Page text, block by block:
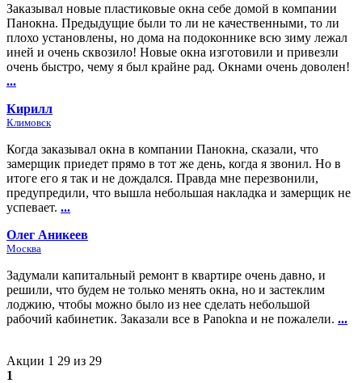
Заказывал новые пластиковые окна себе домой в компании
Панокна. Предыдущие были то ли не качественными, то ли
плохо установлены, но дома на подоконнике всю зиму лежал
иней и очень сквозило! Новые окна изготовили и привезли
очень быстро, чему я был крайне рад. Окнами очень доволен!
...
Кирилл
Климовск
Когда заказывал окна в компании Панокна, сказали, что
замерщик приедет прямо в тот же день, когда я звонил. Но в
итоге его я так и не дождался. Правда мне перезвонили,
предупредили, что вышла небольшая накладка и замерщик не
успевает. ...
Олег Аникеев
Москва
Задумали капитальный ремонт в квартире очень давно, и
решили, что будем не только менять окна, но и застеклим
лоджию, чтобы можно было из нее сделать небольшой
рабочий кабинетик. Заказали все в Panokna и не пожалели. ...
Акции 1 29 из 29
1